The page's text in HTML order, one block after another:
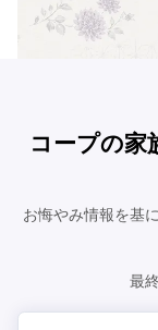
コープの家
お悔やみ情報を基
最